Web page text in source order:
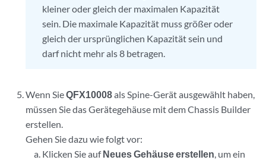
kleiner oder gleich der maximalen Kapazität
sein. Die maximale Kapazität muss größer oder
gleich der ursprünglichen Kapazität sein und
darf nicht mehr als 8 betragen.
Wenn SieQFX10008als Spine-Gerät ausgewählt haben,
müssen Sie das Gerätegehäuse mit dem Chassis Builder
erstellen.
Gehen Sie dazu wie folgt vor:
Klicken Sie aufNeues Gehäuse erstellen, um ein